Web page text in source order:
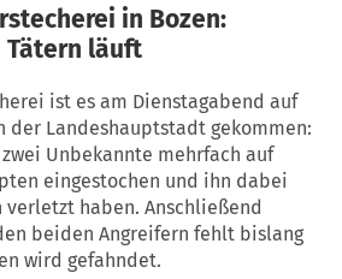
in Bozen:
Tätern läuft
ist es am Dienstagabend auf
der Landeshauptstadt gekommen:
zwei Unbekannte mehrfach auf
eingestochen und ihn dabei
haben. Anschließend
beiden Angreifern fehlt bislang
wird gefahndet.